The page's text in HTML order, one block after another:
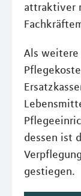
attraktiver
Als weitere
dessen ist
gestiegen.